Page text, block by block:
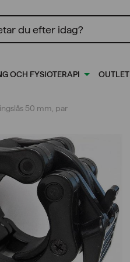
OCH FYSIOTERAPI OUTLET
50 mm, par